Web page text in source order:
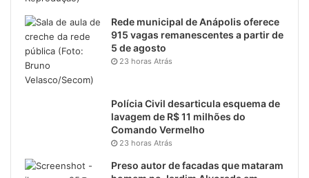
Rede municipal de Anápolis oferece
915 vagas remanescentes a partir de
5 de agosto
23 horas Atrás
Polícia Civil desarticula esquema de
lavagem de R$ 11 milhões do
Comando Vermelho
23 horas Atrás
Preso autor de facadas que mataram